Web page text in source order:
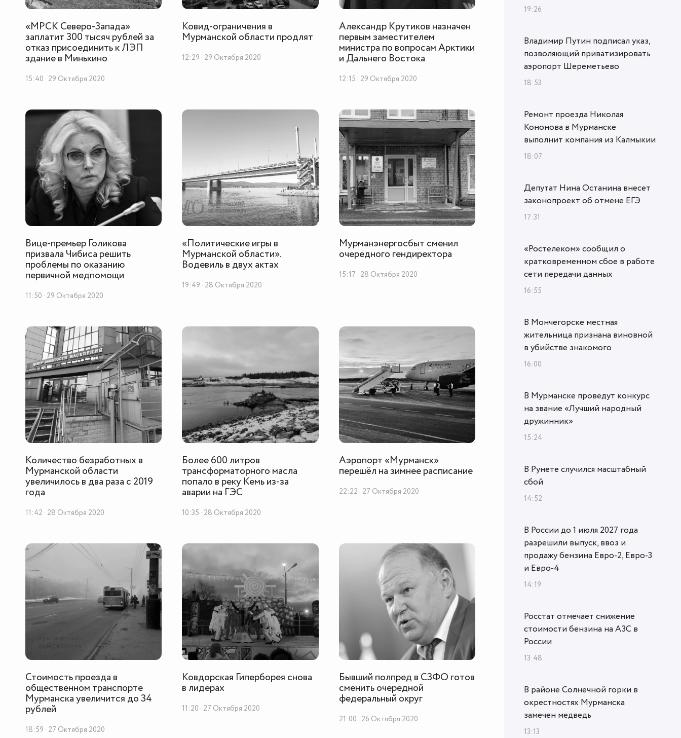
«МРСК Северо-Запада»
заплатит 300 тысяч рублей за
отказ присоединить к ЛЭП
здание в Минькино
15:40 · 29 Октября 2020
Ковид-ограничения в
Мурманской области продлят
12:29 · 29 Октября 2020
Александр Крутиков назначен
первым заместителем
министра по вопросам Арктики
и Дальнего Востока
12:15 · 29 Октября 2020
Вице-премьер Голикова
призвала Чибиса решить
проблемы по оказанию
первичной медпомощи
11:50 · 29 Октября 2020
«Политические игры в
Мурманской области».
Водевиль в двух актах
19:49 · 28 Октября 2020
Мурманэнергосбыт сменил
очередного гендиректора
15:17 · 28 Октября 2020
Количество безработных в
Мурманской области
увеличилось в два раза с 2019
года
11:42 · 28 Октября 2020
Более 600 литров
трансформаторного масла
попало в реку Кемь из-за
аварии на ГЭС
10:35 · 28 Октября 2020
Аэропорт «Мурманск»
перешёл на зимнее расписание
22:22 · 27 Октября 2020
Стоимость проезда в
общественном транспорте
Мурманска увеличится до 34
рублей
18:59 · 27 Октября 2020
Ковдорская Гиперборея снова
в лидерах
11:20 · 27 Октября 2020
Бывший полпред в СЗФО готов
сменить очередной
федеральный округ
21:00 · 26 Октября 2020
19:26
Владимир Путин подписал указ,
позволяющий приватизировать
аэропорт Шереметьево
18:53
Ремонт проезда Николая
Кононова в Мурманске
выполнит компания из Калмыкии
18:07
Депутат Нина Останина внесет
законопроект об отмене ЕГЭ
17:31
«Ростелеком» сообщил о
кратковременном сбое в работе
сети передачи данных
16:55
В Мончегорске местная
жительница признана виновной
в убийстве знакомого
16:00
В Мурманске проведут конкурс
на звание «Лучший народный
дружинник»
15:24
В Рунете случился масштабный
сбой
14:52
В России до 1 июля 2027 года
разрешили выпуск, ввоз и
продажу бензина Евро-2, Евро-3
и Евро-4
14:19
Росстат отмечает снижение
стоимости бензина на АЗС в
России
13:48
В районе Солнечной горки в
окрестностях Мурманска
замечен медведь
13:13